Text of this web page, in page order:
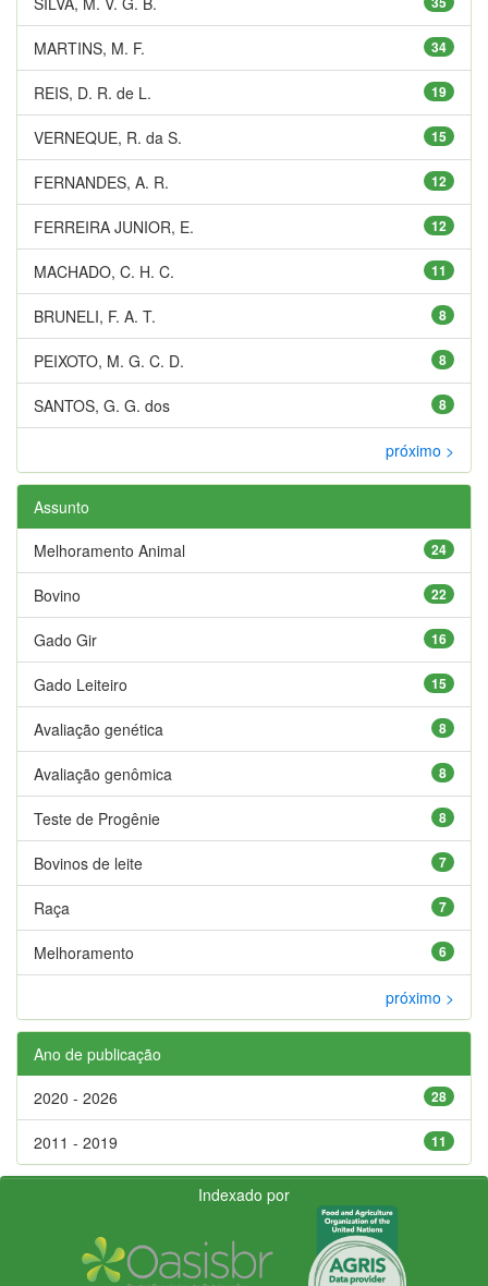
34
MARTINS, M. F.
19
REIS, D. R. de L.
15
VERNEQUE, R. da S.
12
FERNANDES, A. R.
12
FERREIRA JUNIOR, E.
11
MACHADO, C. H. C.
8
BRUNELI, F. A. T.
8
PEIXOTO, M. G. C. D.
8
SANTOS, G. G. dos
próximo >
Assunto
24
Melhoramento Animal
22
Bovino
16
Gado Gir
15
Gado Leiteiro
8
Avaliação genética
8
Avaliação genômica
8
Teste de Progênie
7
Bovinos de leite
7
Raça
6
Melhoramento
próximo >
Ano de publicação
28
2020 - 2026
11
2011 - 2019
Indexado por